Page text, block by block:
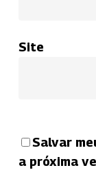
Site
Salvar
a próxima